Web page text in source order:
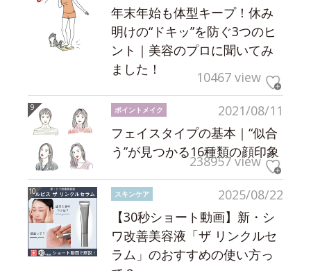
年末年始も体型キープ！休み
明けの“ドキッ”を防ぐ3つのヒ
ント｜美容のプロに聞いてみ
ました！
10467 view
2021/08/11
ポイントメイク
フェイスタイプの基本｜“似合
う”が見つかる16種類の顔印象
238957 view
2025/08/22
スキンケア
【30秒ショート動画】新・シ
ワ改善美容液「ザ リンクルセ
ラム」のおすすめの使い方っ